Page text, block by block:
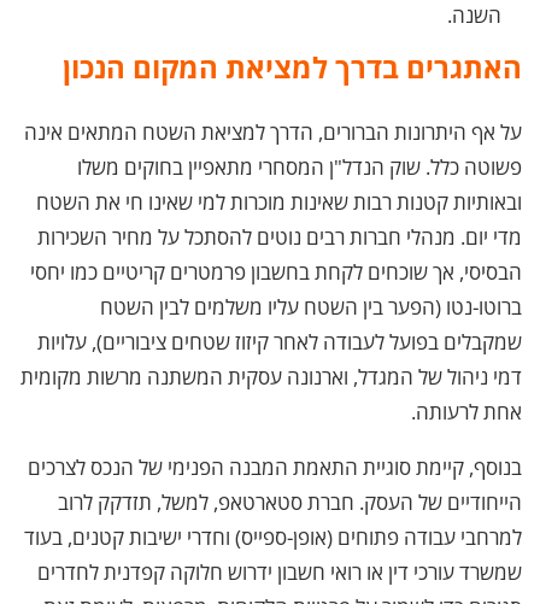
השנה.
האתגרים בדרך למציאת המקום הנכון
על אף היתרונות הברורים, הדרך למציאת השטח המתאים אינה
פשוטה כלל. שוק הנדל"ן המסחרי מתאפיין בחוקים משלו
ובאותיות קטנות רבות שאינות מוכרות למי שאינו חי את השטח
מדי יום. מנהלי חברות רבים נוטים להסתכל על מחיר השכירות
הבסיסי, אך שוכחים לקחת בחשבון פרמטרים קריטיים כמו יחסי
ברוטו-נטו (הפער בין השטח עליו משלמים לבין השטח
שמקבלים בפועל לעבודה לאחר קיזוז שטחים ציבוריים), עלויות
דמי ניהול של המגדל, וארנונה עסקית המשתנה מרשות מקומית
אחת לרעותה.
בנוסף, קיימת סוגיית התאמת המבנה הפנימי של הנכס לצרכים
הייחודיים של העסק. חברת סטארטאפ, למשל, תזדקק לרוב
למרחבי עבודה פתוחים (אופן-ספייס) וחדרי ישיבות קטנים, בעוד
שמשרד עורכי דין או רואי חשבון ידרוש חלוקה קפדנית לחדרים